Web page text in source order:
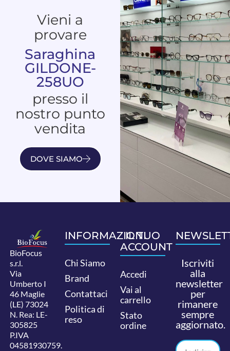
Vieni a
provare
Saraghina
GILDONE-
258UO
presso il
nostro punto
vendita
DOVE SIAMO
BioFocus
s.r.l.
Via
Umberto I
46 Maglie
(LE) 73024
N. Rea: LE-
305825
P.IVA
04581930759.
INFORMAZIONI
Chi Siamo
Brand
Contattaci
Politica di
reso
IL TUO
ACCOUNT
Accedi
Vai al
carrello
Stato
ordine
Iscriviti
alla
newsletter
per
rimanere
sempre
aggiornato.